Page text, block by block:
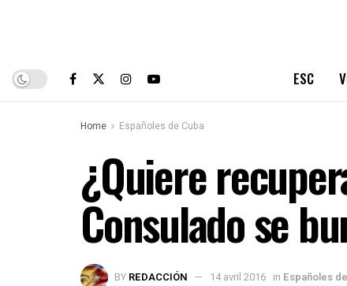
ESC
Home Españoles de Cuba
¿Quiere
Consulado se
BY REDACCIÓN 14 avril 2016 in Españoles